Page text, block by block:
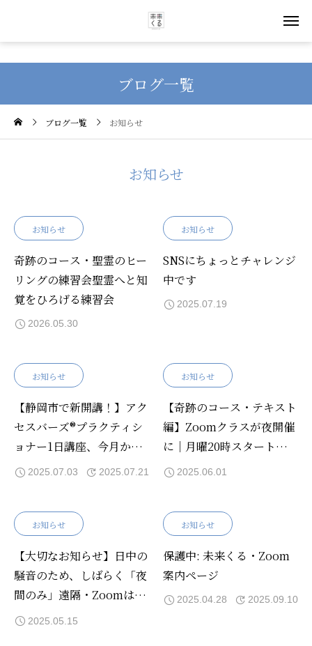
ブログ一覧
ブログ一覧 お知らせ
お知らせ
お知らせ
奇跡のコース・聖霊のヒー
リングの練習会聖霊へと知
覚をひろげる練習会
2026.05.30
お知らせ
SNSにちょっとチャレンジ
中です
2025.07.19
お知らせ
【静岡市で新開講！】アク
セスバーズ®プラクティシ
ョナー1日講座、今月から
スタートします！
2025.07.03 2025.07.21
お知らせ
【奇跡のコース・テキスト
編】Zoomクラスが夜開催
に｜月曜20時スタート（6
月〜）
2025.06.01
お知らせ
【大切なお知らせ】日中の
騒音のため、しばらく「夜
間のみ」遠隔・Zoomは通
常通り
2025.05.15
お知らせ
保護中: 未来くる・Zoom
案内ページ
2025.04.28 2025.09.10